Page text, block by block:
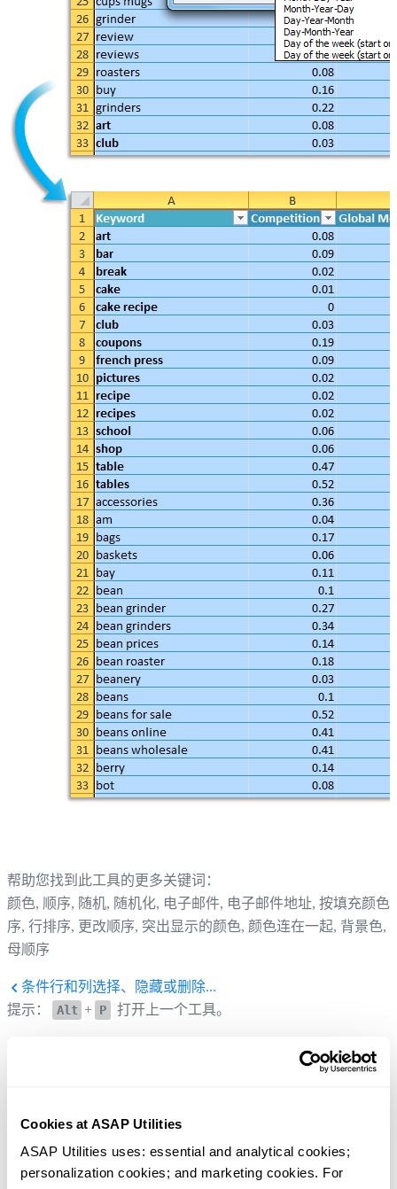
Cookies at ASAP Utilities
ASAP Utilities uses: essential and analytical cookies;
personalization cookies; and marketing cookies. For
帮助您找到此工具的更多关键词：
颜色, 顺序, 随机, 随机化, 电子邮件, 电子邮件地址, 按填充颜色
序, 行排序, 更改顺序, 突出显示的颜色, 颜色连在一起, 背景色,
母顺序
条件行和列选择、隐藏或删除...
提示：
Alt + P 打开上一个工具。